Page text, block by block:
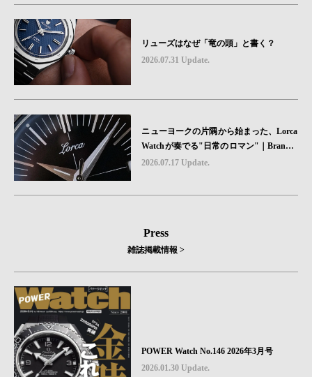
リューズはなぜ「竜の頭」と書く？
2026.07.31 Update.
ニューヨークの片隅から始まった、Lorca
Watchが奏でる"日常のロマン"｜Brand P
icks #08
2026.07.17 Update.
Press
雑誌掲載情報 >
POWER Watch No.146 2026年3月号
2026.01.30 Update.